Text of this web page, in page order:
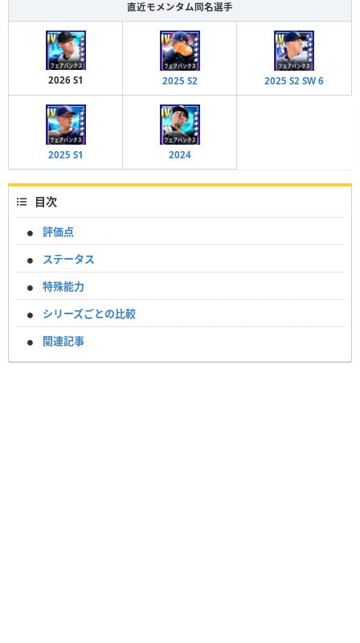
直近モメンタム同名選手
2026 S1 2025 S2 2025 S2 SW 6
2025 S1 2024
目次
評価点
ステータス
特殊能力
シリーズごとの比較
関連記事